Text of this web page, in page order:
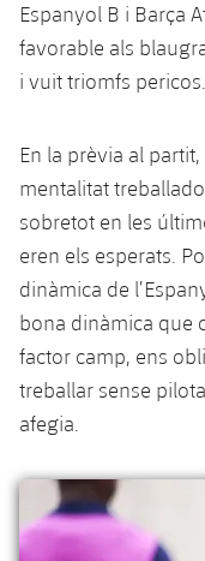
Història
Resultats
Jugadors
Història
Palmarès
Calendari
Classificació
Actualitat
Barça C
Juvenil
Infantil
Aleví
Campus Estiu
PLUSICON
MÉS
plusicon
més
Notícies
plusicon
més
Actualitat
Masculí
Femení
Bàsquet en
plusicon
més
Actualitat
Jugadors
Resultats
Hockey gel
plusicon
més
Actualitat
Calendari
Hoquei herba
Notícies
Hockey
Patinatge
plusicon
més
Actualitat
Escola de
Espanyol B i Barça
favorable als
i vuit triomfs pericos.
En la prèvia al partit,
mentalitat
sobretot en les
eren els esperats.
dinàmica de
bona dinàmica que
factor camp, ens
treballar sense
afegia.